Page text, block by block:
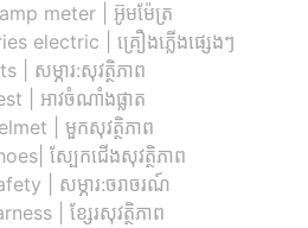
meter | អ៊ូមម៉ែត្រ
electric | គ្រឿងភ្លើងផ្សេងៗ
| សម្ភារ:សុវត្ថិភាព
| អាវចំណាំងផ្លាត
| មួកសុវត្ថិភាព
ស្បែកជើងសុវត្ថិភាព
| សម្ភារ:ចរាចរណ៍
| ខ្សែរសុវត្ថិភាព